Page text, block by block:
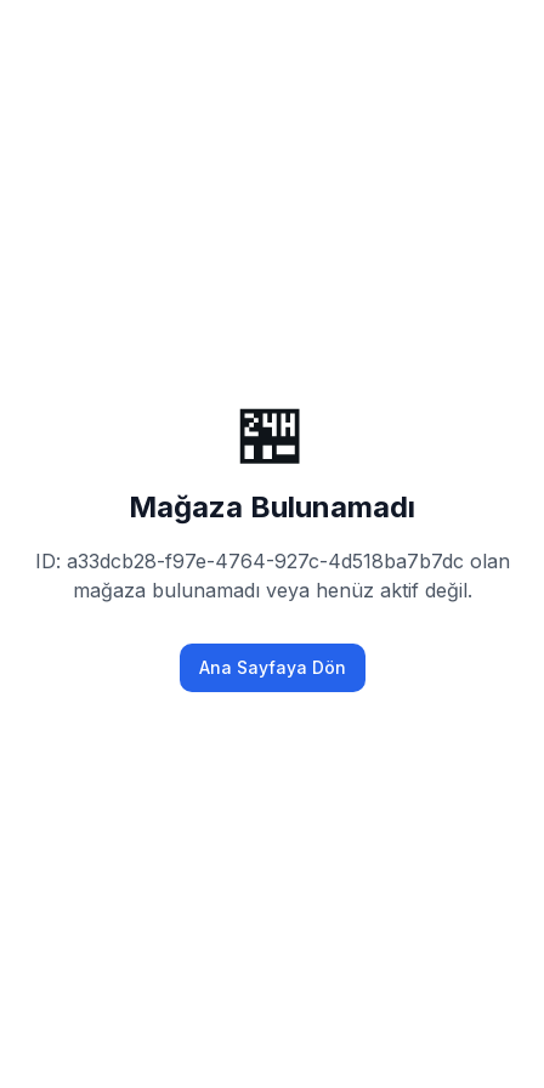
🏪
Mağaza Bulunamadı
ID: a33dcb28-f97e-4764-927c-4d518ba7b7dc olan
mağaza bulunamadı veya henüz aktif değil.
Ana Sayfaya Dön